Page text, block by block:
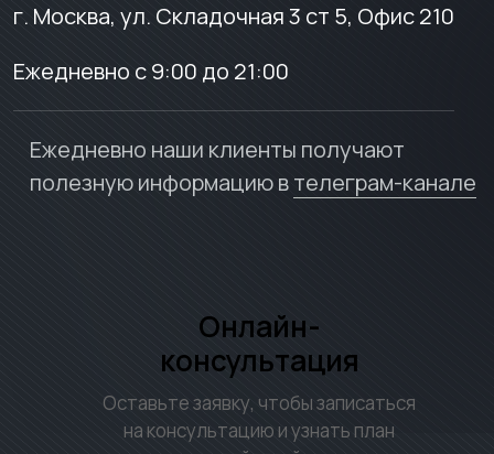
г. Москва, ул. Складочная 3 ст 5, Офис 210
Ежедневно с 9:00 до 21:00
Ежедневно наши клиенты получают
полезную информацию втелеграм-канале
Онлайн-
консультация
Оставьте заявку, чтобы записаться
на консультацию и узнать план